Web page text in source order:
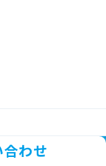
わせ